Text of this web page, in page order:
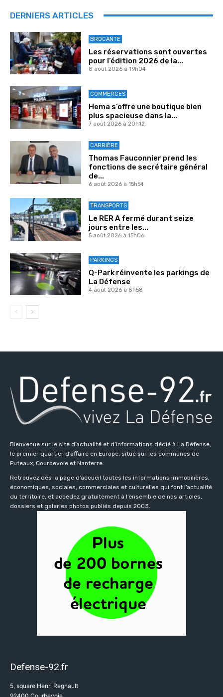
DERNIERS ARTICLES
BROCANTE
Les réservations sont ouvertes
pour l’édition 2026 de la...
8 août 2026 à 19h04
COMMERCES
Hema s’offre une boutique bien
plus spacieuse dans la...
7 août 2026 à 20h12
CARRIÈRE
Thomas Fauconnier prend les
fonctions de secrétaire général
de...
6 août 2026 à 15h54
TRANSPORTS
Le RER A fermé durant seize
jours entre les...
5 août 2026 à 15h06
PARKINGS
Q-Park réinvente les parkings de
La Défense
4 août 2026 à 8h58
Bienvenue sur le site d’actualité et d’informations dédié à La Défense,
le premier quartier d’affaire en Europe, situé sur les communes de
Puteaux, Courbevoie et Nanterre.
Retrouvez dès la page d’accueil toutes les informations immobilières,
économiques, sociales, commerciales et culturelles qui font l’actualité
du territoire, et accédez gratuitement à l’ensemble de nos articles,
dossiers et galeries photos publiés depuis 2003.
Defense-92.fr
5, square Henri Regnault